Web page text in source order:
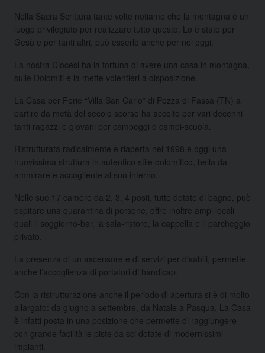
Nella Sacra Scrittura tante volte notiamo che la montagna è un
luogo privilegiato per realizzare tutto questo. Lo è stato per
Gesù e per tanti altri, può esserlo anche per noi oggi.
La nostra Diocesi ha la fortuna di avere una casa in montagna,
sulle Dolomiti e la mette volentieri a disposizione.
La Casa per Ferie “Villa San Carlo” di Pozza di Fassa (TN) a
partire da metà del secolo scorso ha accolto per vari decenni
tanti ragazzi e giovani per campeggi o campi-scuola.
Ristrutturata radicalmente e riaperta nel 1998 è oggi una
nuovissima struttura in autentico stile dolomitico, bella da
ammirare e accogliente al suo interno.
Nelle sue 17 camere da 2, 3, 4 posti, tutte dotate di bagno, può
ospitare una quarantina di persone, offre inoltre ampi locali
quali il soggiorno-bar, la sala-ristoro, la cappella e il parcheggio
privato.
La presenza di un ascensore e di servizi per disabili, permette
anche l’accoglienza di portatori di handicap.
Con la ristrutturazione anche il periodo di apertura si è di molto
allargato: da giugno a settembre, da Natale a Pasqua. La Casa
è infatti posta in una posizione che permette di raggiungere
con grande facilità le piste da sci dotate di modernissimi
impianti.